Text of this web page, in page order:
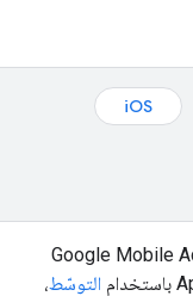
iOS
Google
التوسّط،